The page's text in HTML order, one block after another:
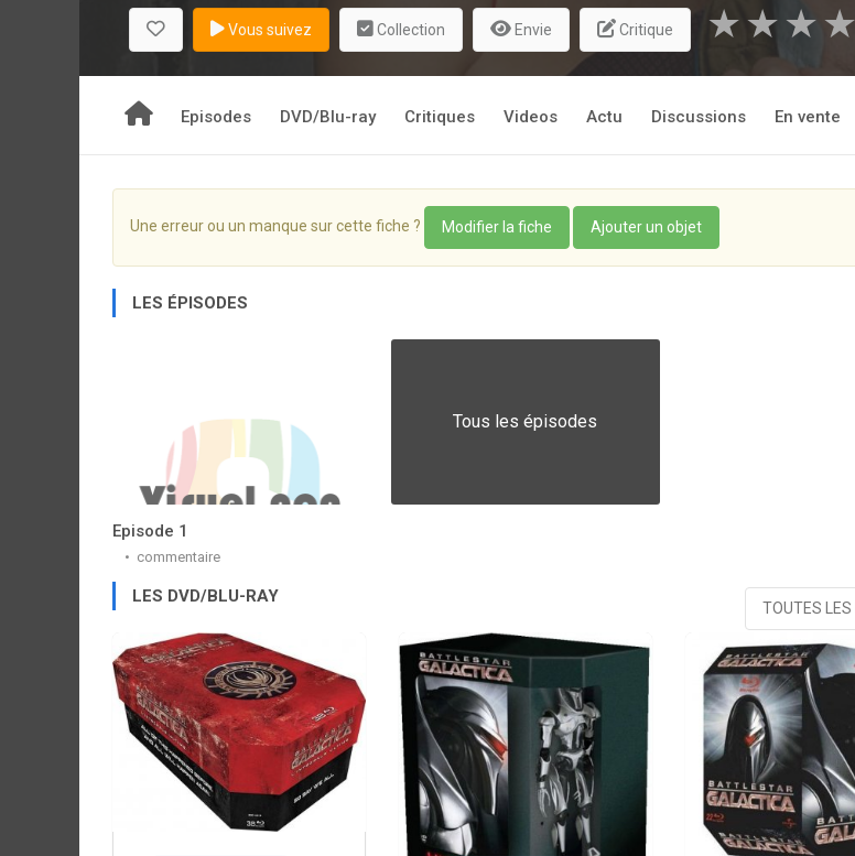
Vous suivez Collection Envie Critique ★
★
★
★
Episodes DVD/Blu-ray Critiques Videos Actu Discussions En vente
Une erreur ou un manque sur cette fiche ? Modifier la fiche Ajouter un objet
LES ÉPISODES
Episode 1
commentaire
Tous les épisodes
LES DVD/BLU-RAY
TOUTES LES